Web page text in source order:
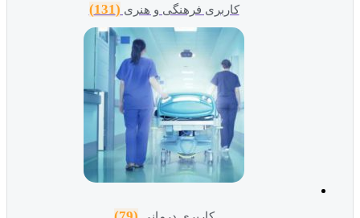
کاربری فرهنگی و هنری (131)